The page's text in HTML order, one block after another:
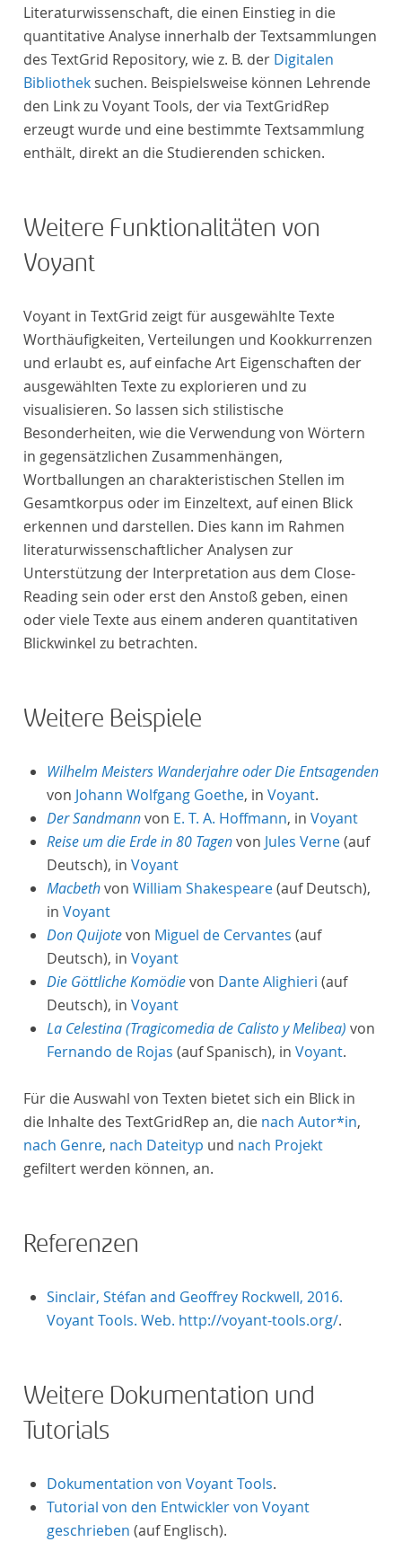
Literaturwissenschaft, die einen Einstieg in die
quantitative Analyse innerhalb der Textsammlungen
des TextGrid Repository, wie z. B. der Digitalen
Bibliothek suchen. Beispielsweise können Lehrende
den Link zu Voyant Tools, der via TextGridRep
erzeugt wurde und eine bestimmte Textsammlung
enthält, direkt an die Studierenden schicken.
Weitere Funktionalitäten von
Voyant
Voyant in TextGrid zeigt für ausgewählte Texte
Worthäufigkeiten, Verteilungen und Kookkurrenzen
und erlaubt es, auf einfache Art Eigenschaften der
ausgewählten Texte zu explorieren und zu
visualisieren. So lassen sich stilistische
Besonderheiten, wie die Verwendung von Wörtern
in gegensätzlichen Zusammenhängen,
Wortballungen an charakteristischen Stellen im
Gesamtkorpus oder im Einzeltext, auf einen Blick
erkennen und darstellen. Dies kann im Rahmen
literaturwissenschaftlicher Analysen zur
Unterstützung der Interpretation aus dem Close-
Reading sein oder erst den Anstoß geben, einen
oder viele Texte aus einem anderen quantitativen
Blickwinkel zu betrachten.
Weitere Beispiele
Wilhelm Meisters Wanderjahre oder Die Entsagenden
von Johann Wolfgang Goethe, in Voyant.
Der Sandmannvon E. T. A. Hoffmann, in Voyant
Reise um die Erde in 80 Tagenvon Jules Verne(auf
Deutsch), in Voyant
Macbethvon William Shakespeare(auf Deutsch),
in Voyant
Don Quijotevon Miguel de Cervantes (auf
Deutsch), in Voyant
Die Göttliche Komödievon Dante Alighieri (auf
Deutsch), in Voyant
La Celestina (Tragicomedia de Calisto y Melibea) von
Fernando de Rojas (auf Spanisch), in Voyant.
Für die Auswahl von Texten bietet sich ein Blick in
die Inhalte des TextGridRep an, die nach Autor*in,
nach Genre, nach Dateityp und nach Projekt
gefiltert werden können, an.
Referenzen
Sinclair, Stéfan and Geoffrey Rockwell, 2016.
Voyant Tools. Web. http://voyant-tools.org/.
Weitere Dokumentation und
Tutorials
Dokumentation von Voyant Tools.
Tutorial von den Entwickler von Voyant
geschrieben (auf Englisch).